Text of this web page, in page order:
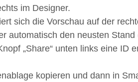
im Designer.
sich die Vorschau auf der
automatisch den neusten
„Share“ unten links eine ID
kopieren und dann in